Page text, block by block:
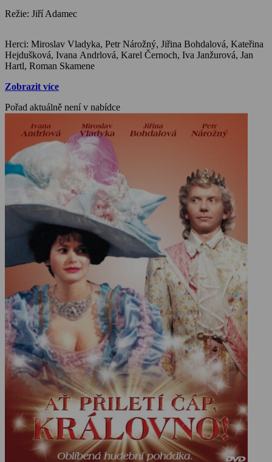
Režie: Jiří Adamec
Herci: Miroslav Vladyka, Petr Nárožný, Jiřina Bohdalová, Kateřina
Hejdušková, Ivana Andrlová, Karel Černoch, Iva Janžurová, Jan
Hartl, Roman Skamene
Zobrazit více
Pořad aktuálně není v nabídce